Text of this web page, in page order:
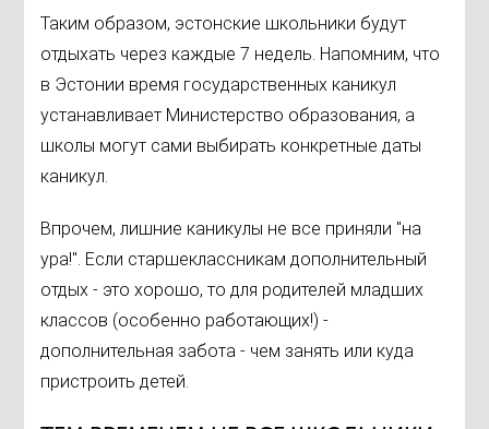
Таким образом, эстонские школьники будут
отдыхать через каждые 7 недель. Напомним, что
в Эстонии время государственных каникул
устанавливает Министерство образования, а
школы могут сами выбирать конкретные даты
каникул.
Впрочем, лишние каникулы не все приняли "на
ура!". Если старшеклассникам дополнительный
отдых - это хорошо, то для родителей младших
классов (особенно работающих!) -
дополнительная забота - чем занять или куда
пристроить детей.